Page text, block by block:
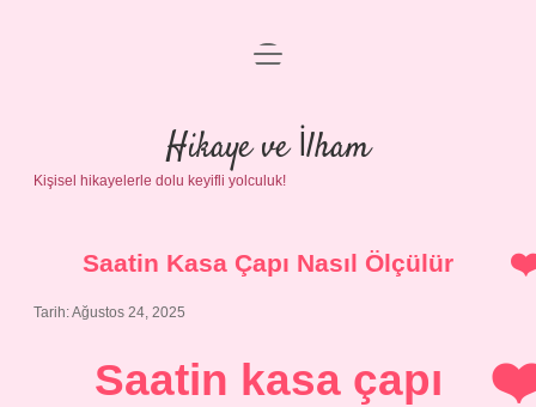
Anasayfa
Gizlilik Politikası
Yasal Uyarı
menüyü
Hikaye ve İlham
Kişisel hikayelerle dolu keyifli yolculuk!
Saatin Kasa Çapı Nasıl Ölçülür
Tarih: Ağustos 24, 2025
Saatin kasa çapı